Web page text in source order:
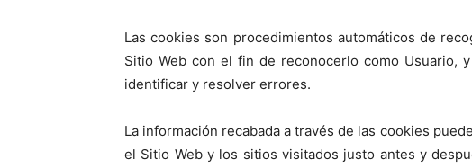
Las cookies son procedimientos automáticos de
Sitio Web con el fin de reconocerlo como Usuario,
identificar y resolver errores.
La información recabada a través de las cookies
el Sitio Web y los sitios visitados justo antes y